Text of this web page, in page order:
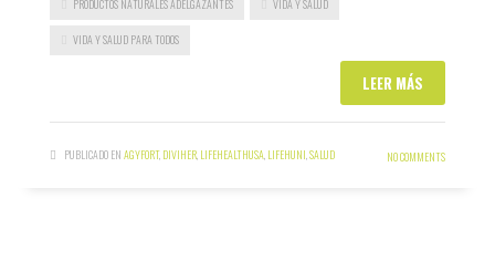
PRODUCTOS NATURALES ADELGAZANTES VIDA Y SALUD
VIDA Y SALUD PARA TODOS
LEER MÁS
PUBLICADO EN AGYFORT, DIVIHER, LIFEHEALTHUSA, LIFEHUNI,SALUD NO COMMENTS